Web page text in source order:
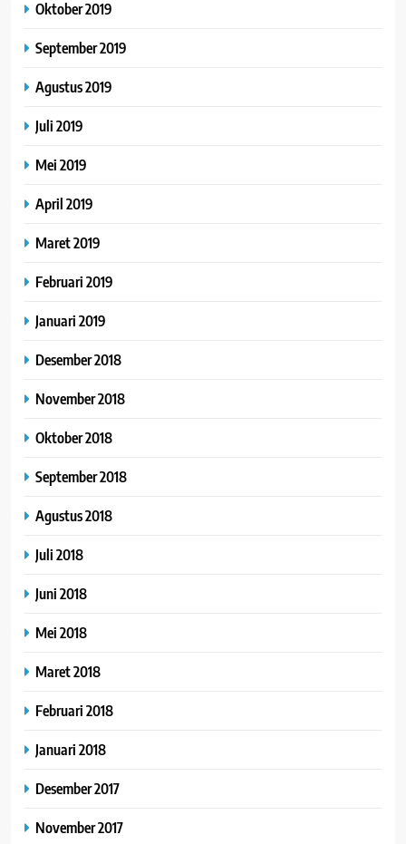
Oktober 2019
September 2019
Agustus 2019
Juli 2019
Mei 2019
April 2019
Maret 2019
Februari 2019
Januari 2019
Desember 2018
November 2018
Oktober 2018
September 2018
Agustus 2018
Juli 2018
Juni 2018
Mei 2018
Maret 2018
Februari 2018
Januari 2018
Desember 2017
November 2017